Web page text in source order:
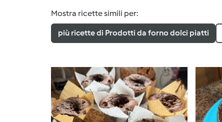
Mostra ricette simili per:
più ricette di Prodotti da forno dolci piatti